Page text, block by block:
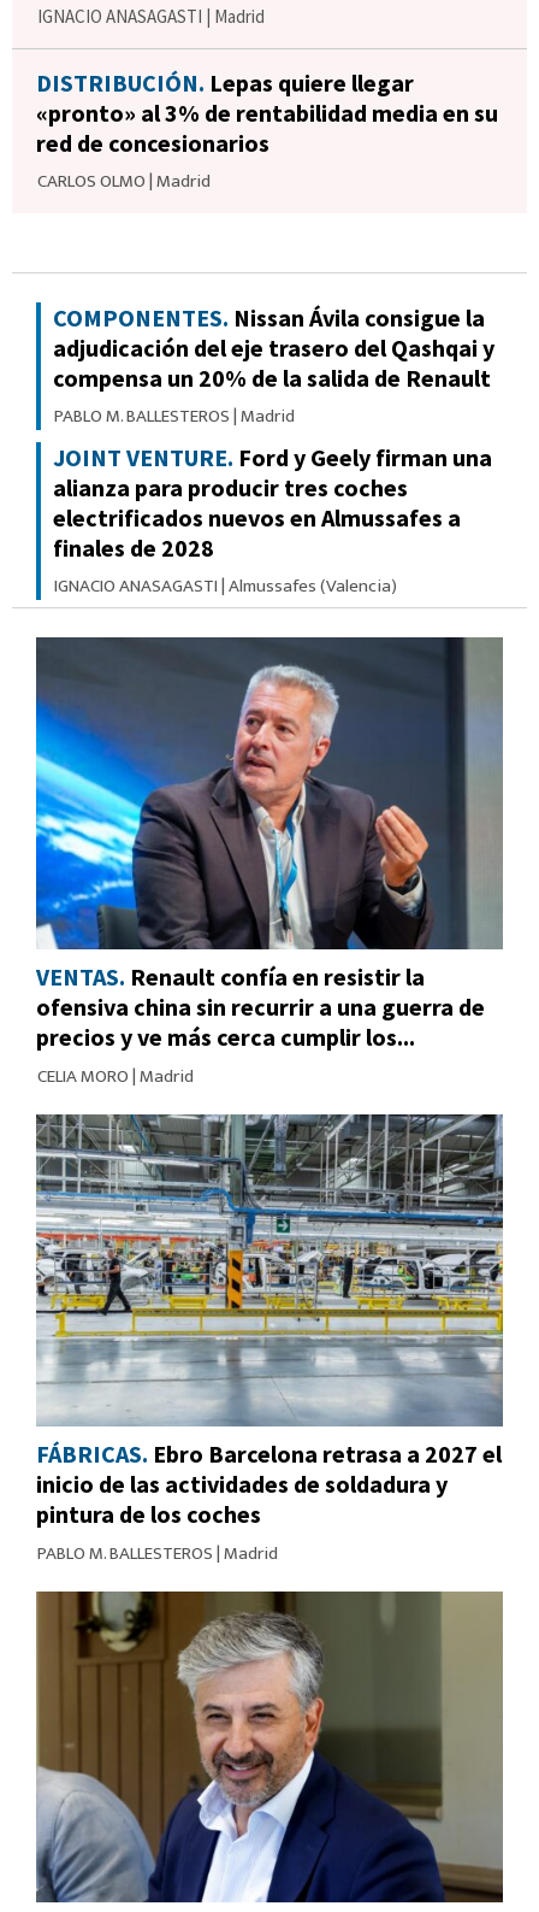
IGNACIO ANASAGASTI Madrid
DISTRIBUCIÓN. Lepas quiere llegar
«pronto» al 3% de rentabilidad media en su
red de concesionarios
CARLOS OLMO|Madrid
COMPONENTES. Nissan Ávila consigue la
adjudicación del eje trasero del Qashqai y
compensa un 20% de la salida de Renault
PABLO M. BALLESTEROS|Madrid
JOINT VENTURE. Ford y Geely firman una
alianza para producir tres coches
electrificados nuevos en Almussafes a
finales de 2028
IGNACIO ANASAGASTI|Almussafes (Valencia)
VENTAS. Renault confía en resistir la
ofensiva china sin recurrir a una guerra de
precios y ve más cerca cumplir los...
CELIA MORO|Madrid
FÁBRICAS. Ebro Barcelona retrasa a 2027 el
inicio de las actividades de soldadura y
pintura de los coches
PABLO M. BALLESTEROS|Madrid